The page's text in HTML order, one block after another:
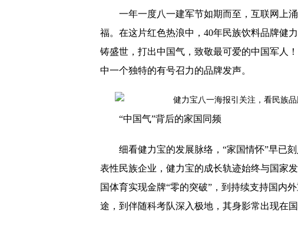
一年一度八一建军节如期而至，互联网上
福。在这片红色热浪中，40年民族饮料品牌健
铸盛世，打出中国气，致敬最可爱的中国军
中一个独特的有号召力的品牌发声。
“中国气”背后的家国同频
细看健力宝的发展脉络，“家国情怀”早已
表性民族企业，健力宝的成长轨迹始终与国家
国体育实现金牌“零的突破”，到持续支持国内
途，到伴随科考队深入极地，其身影常出现在